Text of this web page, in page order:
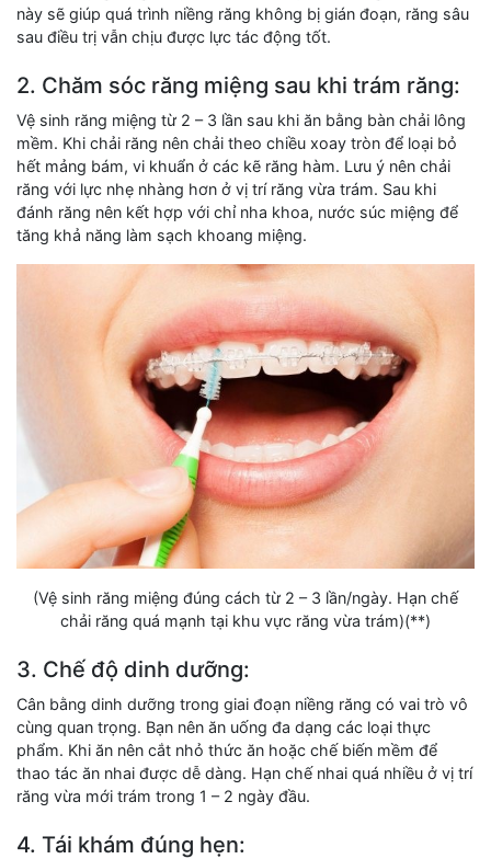
này sẽ giúp quá trình niềng răng không bị gián đoạn, răng sâu
sau điều trị vẫn chịu được lực tác động tốt.
2. Chăm sóc răng miệng sau khi trám răng:
Vệ sinh răng miệng từ 2 – 3 lần sau khi ăn bằng bàn chải lông
mềm. Khi chải răng nên chải theo chiều xoay tròn để loại bỏ
hết mảng bám, vi khuẩn ở các kẽ răng hàm. Lưu ý nên chải
răng với lực nhẹ nhàng hơn ở vị trí răng vừa trám. Sau khi
đánh răng nên kết hợp với chỉ nha khoa, nước súc miệng để
tăng khả năng làm sạch khoang miệng.
(Vệ sinh răng miệng đúng cách từ 2 – 3 lần/ngày. Hạn chế
chải răng quá mạnh tại khu vực răng vừa trám)(**)
3. Chế độ dinh dưỡng:
Cân bằng dinh dưỡng trong giai đoạn niềng răng có vai trò vô
cùng quan trọng. Bạn nên ăn uống đa dạng các loại thực
phẩm. Khi ăn nên cắt nhỏ thức ăn hoặc chế biến mềm để
thao tác ăn nhai được dễ dàng. Hạn chế nhai quá nhiều ở vị trí
răng vừa mới trám trong 1 – 2 ngày đầu.
4. Tái khám đúng hẹn: